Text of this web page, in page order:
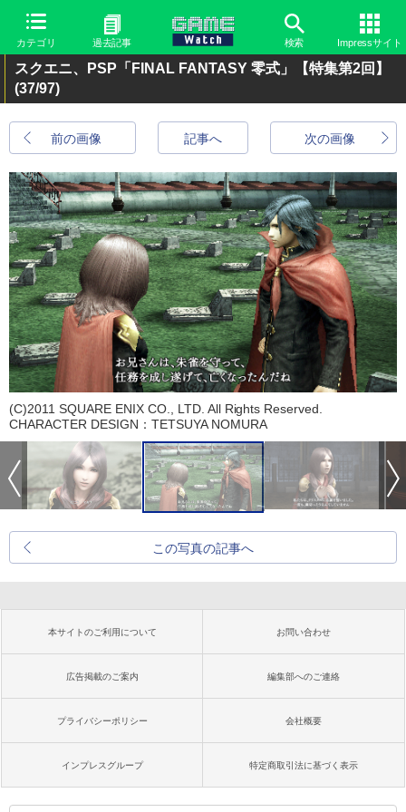
カテゴリ 過去記事 検索 Impressサイト
スクエニ、PSP「FINAL FANTASY 零式」【特集第2回】
(37/97)
前の画像 次の画像
記事へ
(C)2011 SQUARE ENIX CO., LTD. All Rights Reserved.
CHARACTER DESIGN：TETSUYA NOMURA
この写真の記事へ
本サイトのご利用について お問い合わせ
広告掲載のご案内 編集部へのご連絡
プライバシーポリシー 会社概要
インプレスグループ 特定商取引法に基づく表示